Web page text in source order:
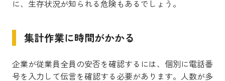
に、生存状況が知られる危険もあるでしょう。
集計作業に時間がかかる
企業が従業員全員の安否を確認するには、個別に電話番
号を入力して伝言を確認する必要があります。人数が多